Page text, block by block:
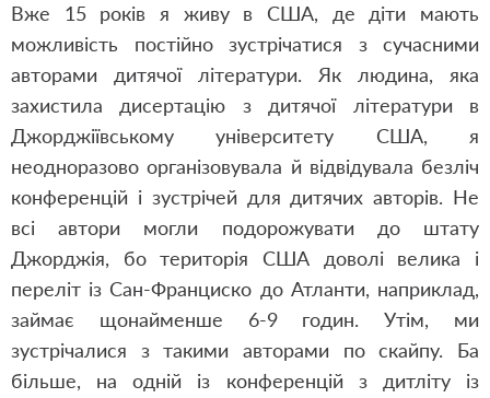
Вже 15 років я живу в США, де діти мають
можливість постійно зустрічатися з сучасними
авторами дитячої літератури. Як людина, яка
захистила дисертацію з дитячої літератури в
Джорджіївському університету США, я
неодноразово організовувала й відвідувала безліч
конференцій і зустрічей для дитячих авторів. Не
всі автори могли подорожувати до штату
Джорджія, бо територія США доволі велика і
переліт із Сан-Франциско до Атланти, наприклад,
займає щонайменше 6-9 годин. Утім, ми
зустрічалися з такими авторами по скайпу. Ба
більше, на одній із конференцій з дитліту із